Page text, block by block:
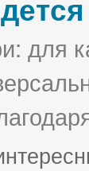
для